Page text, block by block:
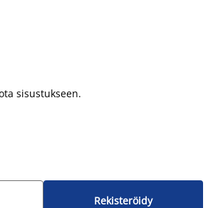
sisustukseen.
Rekisteröidy